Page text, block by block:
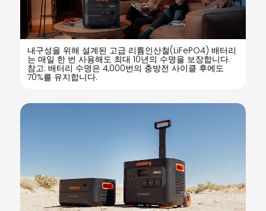
내구성을 위해 설계된 고급 리튬인산철(LiFePO4) 배터리
는 매일 한 번 사용해도 최대 10년의 수명을 보장합니다.
참고: 배터리 수명은 4,000번의 충방전 사이클 후에도
70%를 유지합니다.